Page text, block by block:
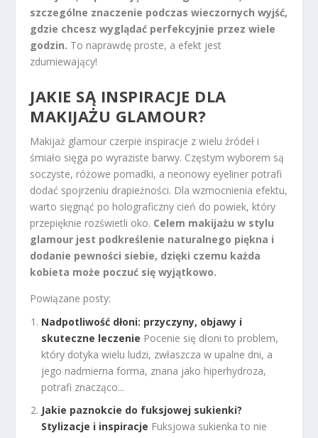
szczególne znaczenie podczas wieczornych wyjść,
gdzie chcesz wyglądać perfekcyjnie przez wiele
godzin. To naprawdę proste, a efekt jest
zdumiewający!
JAKIE SĄ INSPIRACJE DLA
MAKIJAŻU GLAMOUR?
Makijaż glamour czerpie inspiracje z wielu źródeł i
śmiało sięga po wyraziste barwy. Częstym wyborem są
soczyste, różowe pomadki, a neonowy eyeliner potrafi
dodać spojrzeniu drapieżności. Dla wzmocnienia efektu,
warto sięgnąć po holograficzny cień do powiek, który
przepięknie rozświetli oko. Celem makijażu w stylu
glamour jest podkreślenie naturalnego piękna i
dodanie pewności siebie, dzięki czemu każda
kobieta może poczuć się wyjątkowo.
Powiązane posty:
Nadpotliwość dłoni: przyczyny, objawy i
skuteczne leczenie Pocenie się dłoni to problem,
który dotyka wielu ludzi, zwłaszcza w upalne dni, a
jego nadmierna forma, znana jako hiperhydroza,
potrafi znacząco...
Jakie paznokcie do fuksjowej sukienki?
Stylizacje i inspiracje Fuksjowa sukienka to nie